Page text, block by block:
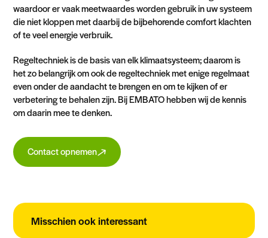
waardoor er vaak meetwaardes worden gebruik in uw systeem
die niet kloppen met daarbij de bijbehorende comfort klachten
of te veel energie verbruik.
Regeltechniek is de basis van elk klimaatsysteem; daarom is
het zo belangrijk om ook de regeltechniek met enige regelmaat
even onder de aandacht te brengen en om te kijken of er
verbetering te behalen zijn. Bij EMBATO hebben wij de kennis
om daarin mee te denken.
Contact opnemen
Misschien ook interessant